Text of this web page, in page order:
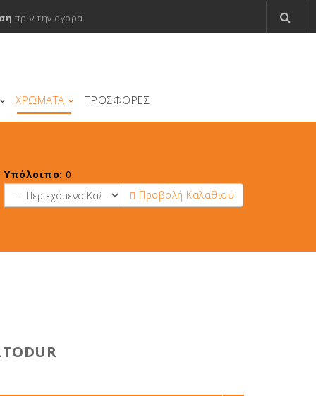
πριν την αγορά.
ΧΡΩΜΑΤΑ ΠΡΟΣΦΟΡΕΣ
Υπόλοιπο: 0
Προβολή Καλαθιού